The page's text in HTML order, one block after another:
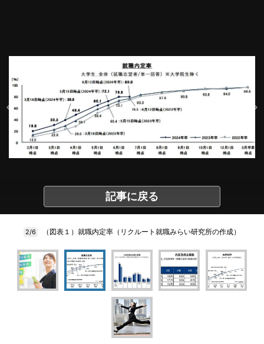
記事に戻る
2/6 （図表１）就職内定率（リクルート就職みらい研究所の作成）